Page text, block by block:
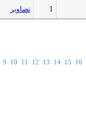
1 تصاویر
9 10 11 12 13 14 15 16